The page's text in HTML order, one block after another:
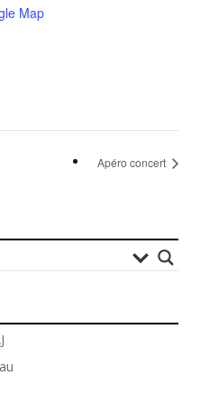
Map
Apéro concert